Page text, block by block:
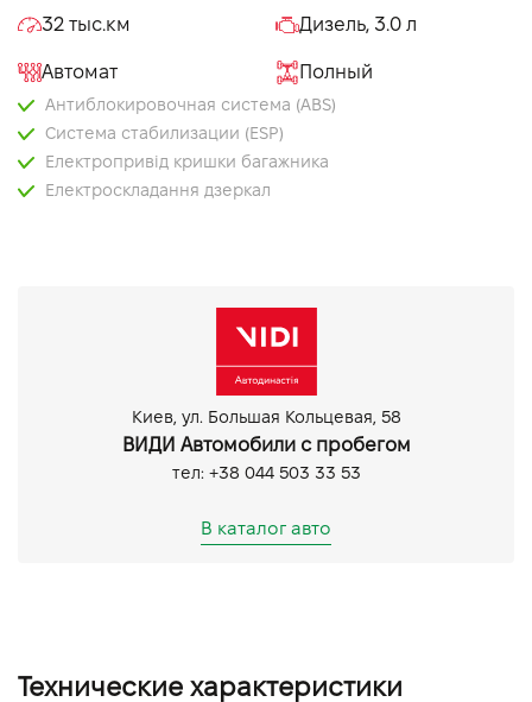
32 тыс.км Дизель, 3.0 л
Автомат Полный
Антиблокировочная система (ABS)
Система стабилизации (ESP)
Електропривід кришки багажника
Електроскладання дзеркал
Камера 360
Парктронік задній
Парктронік передній
Киев, ул. Большая Кольцевая, 58
ВИДИ Автомобили с пробегом
тел: +38 044 503 33 53
В каталог авто
Технические характеристики